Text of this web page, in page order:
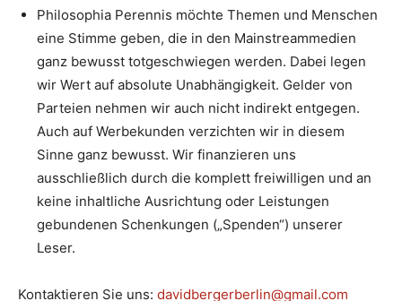
Philosophia Perennis möchte Themen und Menschen
eine Stimme geben, die in den Mainstreammedien
ganz bewusst totgeschwiegen werden. Dabei legen
wir Wert auf absolute Unabhängigkeit. Gelder von
Parteien nehmen wir auch nicht indirekt entgegen.
Auch auf Werbekunden verzichten wir in diesem
Sinne ganz bewusst. Wir finanzieren uns
ausschließlich durch die komplett freiwilligen und an
keine inhaltliche Ausrichtung oder Leistungen
gebundenen Schenkungen („Spenden“) unserer
Leser.
Kontaktieren Sie uns: davidbergerberlin@gmail.com